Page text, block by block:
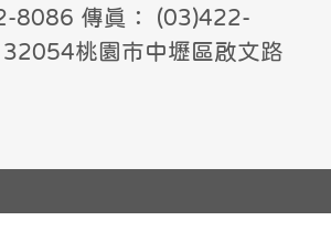
8086 傳真： (03)422-
桃園市中壢區啟文路